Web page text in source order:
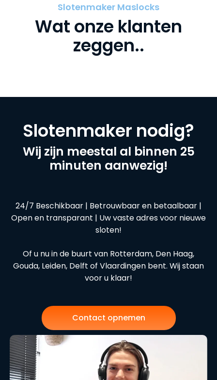
Slotenmaker Maslocks
Wat onze klanten
zeggen..
Slotenmaker nodig?
Wij zijn meestal al binnen 25
minuten aanwezig!
24/7 Beschikbaar | Betrouwbaar en betaalbaar |
Open en transparant | Uw vaste adres voor nieuwe
sloten!
Of u nu in de buurt van Rotterdam, Den Haag,
Gouda, Leiden, Delft of Vlaardingen bent. Wij staan
voor u klaar!
Contact opnemen